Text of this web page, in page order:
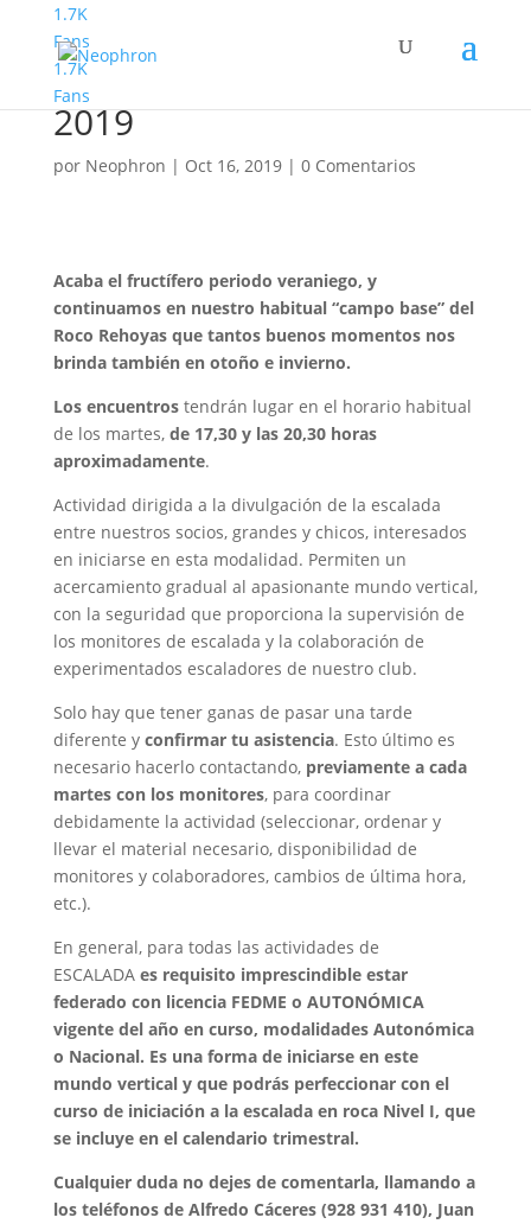
1.7K
Fans
1.7K
Fans
Tardes de Roco otoñales
2019
por Neophron | Oct 16, 2019| 0 Comentarios
Acaba el fructífero periodo veraniego, y
continuamos en nuestro habitual “campo base” del
Roco Rehoyas que tantos buenos momentos nos
brinda también en otoño e invierno.
Los encuentros tendrán lugar en el horario habitual
de los martes, de 17,30 y las 20,30 horas
aproximadamente.
Actividad dirigida a la divulgación de la escalada
entre nuestros socios, grandes y chicos, interesados
en iniciarse en esta modalidad. Permiten un
acercamiento gradual al apasionante mundo vertical,
con la seguridad que proporciona la supervisión de
los monitores de escalada y la colaboración de
experimentados escaladores de nuestro club.
Solo hay que tener ganas de pasar una tarde
diferente y confirmar tu asistencia. Esto último es
necesario hacerlo contactando, previamente a cada
martes con los monitores, para coordinar
debidamente la actividad (seleccionar, ordenar y
llevar el material necesario, disponibilidad de
monitores y colaboradores, cambios de última hora,
etc.).
En general, para todas las actividades de
ESCALADA es requisito imprescindible estar
federado con licencia FEDME o AUTONÓMICA
vigente del año en curso, modalidades Autonómica
o Nacional. Es una forma de iniciarse en este
mundo vertical y que podrás perfeccionar con el
curso de iniciación a la escalada en roca Nivel I, que
se incluye en el calendario trimestral.
Cualquier duda no dejes de comentarla, llamando a
los teléfonos de Alfredo Cáceres (928 931 410), Juan